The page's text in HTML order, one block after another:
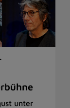
unter